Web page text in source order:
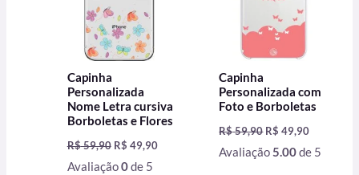
Capinha
Personalizada
Nome Letra cursiva
Borboletas e Flores
R$59,90 R$ 49,90
Avaliação0de 5
Capinha
Personalizada com
Foto e Borboletas
R$59,90 R$ 49,90
Avaliação5.00de 5